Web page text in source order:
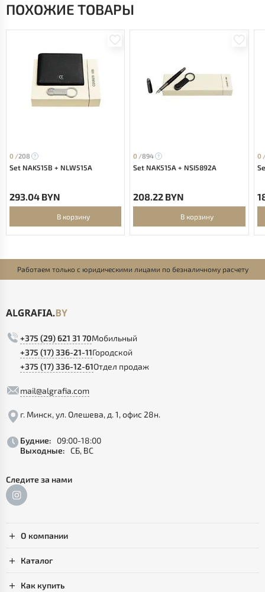
ПОХОЖИЕ ТОВАРЫ
0 /208
Set NAK515B + NLW515A
293.04 BYN
В корзину
0 /894
Set NAK515A + NSI5892A
208.22 BYN
В корзину
0
Работаем только с юридическими лицами по безналичному расчету
+375 (29) 621 31 70Мобильный
+375 (17) 336-21-11Городской
+375 (17) 336-12-61Отдел продаж
mail@algrafia.com
г. Минск, ул. Олешева, д. 1, офис 28н.
Будние:
09:00-18:00
Выходные: СБ, ВС
Следите за нами
О компании
Каталог
Как купить